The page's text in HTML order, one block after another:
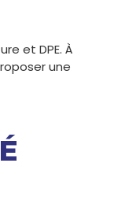
et DPE. À
une